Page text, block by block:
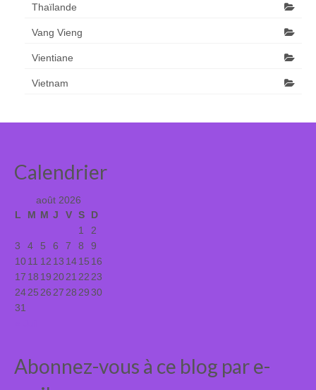
Thaïlande
Vang Vieng
Vientiane
Vietnam
Calendrier
août 2026
L
M M J V S D
1
2
3
4 5 6 7 8
9
1011 12 13 1415 16
17 18 19 2021 22 23
2425 26 27 28 2930
31
Abonnez-vous à ce blog par e-